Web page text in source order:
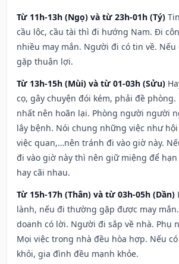
Từ 11h-13h (Ngọ) và từ 23h-01h (Tý)
cầu lộc, cầu tài thì đi hướng Nam. Đi
nhiều may mắn. Người đi có tin về.
gặp thuận lợi.
Từ 13h-15h (Mùi) và từ 01-03h (Sửu)
cọ, gây chuyện đói kém, phải đề
nhất nên hoãn lại. Phòng người người
lây bệnh. Nói chung những việc như
việc quan,…nên tránh đi vào giờ này.
đi vào giờ này thì nên giữ miệng để hạn
hay cãi nhau.
Từ 15h-17h (Thân) và từ 03h-05h (Dần)
lành, nếu đi thường gặp được may
doanh có lời. Người đi sắp về nhà. Phụ
Mọi việc trong nhà đều hòa hợp. Nếu
khỏi, gia đình đều mạnh khỏe.